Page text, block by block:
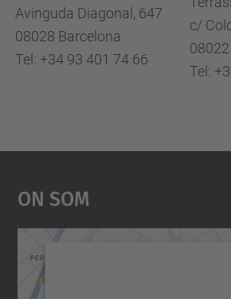
Avinguda Diagonal, 647
08028 Barcelona
Tel: +34 93 401 74 66
c/
Tel:
On Som